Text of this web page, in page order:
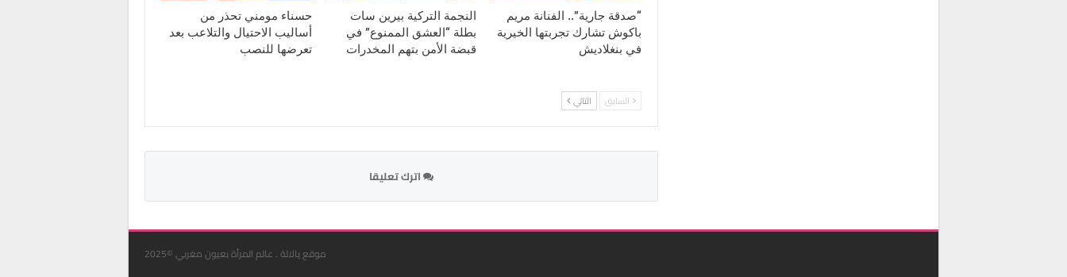
“صدقة جارية”.. الفنانة مريم
باكوش تشارك تجربتها الخيرية
في بنغلاديش
النجمة التركية بيرين سات
بطلة “العشق الممنوع” في
قبضة الأمن بتهم المخدرات
حسناء مومني تحذر من
أساليب الاحتيال والتلاعب بعد
تعرضها للنصب
السابق التالي
اترك تعليقا
موقع يالالة . عالم المرأة بعيون مغربي ©2025